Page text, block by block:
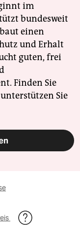
im
bundesweit
einen
und Erhalt
guten, frei
Finden Sie
Sie